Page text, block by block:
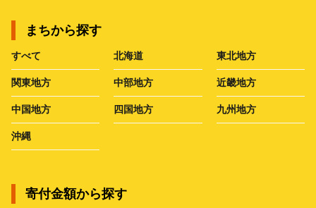
まちから探す
すべて 北海道 東北地方
関東地方 中部地方 近畿地方
中国地方 四国地方 九州地方
沖縄
寄付金額から探す